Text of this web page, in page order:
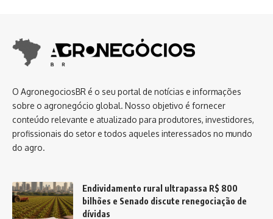
O AgronegociosBR é o seu portal de notícias e informações
sobre o agronegócio global. Nosso objetivo é fornecer
conteúdo relevante e atualizado para produtores, investidores,
profissionais do setor e todos aqueles interessados no mundo
do agro.
Endividamento rural ultrapassa R$ 800
bilhões e Senado discute renegociação de
dívidas